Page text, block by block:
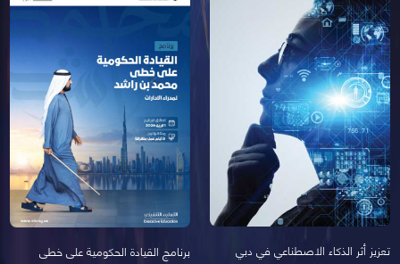
تعزيز أثر الذكاء الاصطناعي في دبي
برنامج القيادة الحكومية على خطى